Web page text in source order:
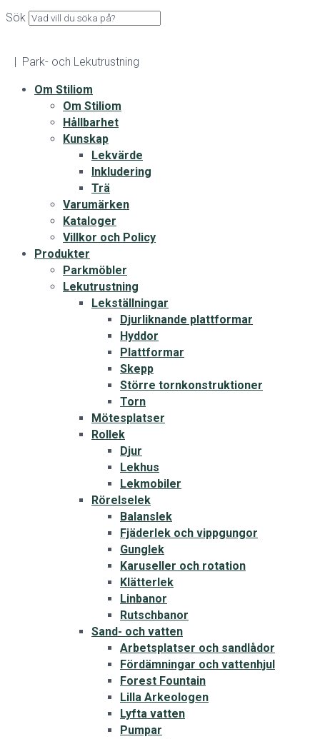
Sök
| Park- och Lekutrustning
Om Stiliom
Om Stiliom
Hållbarhet
Kunskap
Lekvärde
Inkludering
Trä
Varumärken
Kataloger
Villkor och Policy
Produkter
Parkmöbler
Lekutrustning
Lekställningar
Djurliknande plattformar
Hyddor
Plattformar
Skepp
Större tornkonstruktioner
Torn
Mötesplatser
Rollek
Djur
Lekhus
Lekmobiler
Rörelselek
Balanslek
Fjäderlek och vippgungor
Gunglek
Karuseller och rotation
Klätterlek
Linbanor
Rutschbanor
Sand- och vatten
Arbetsplatser och sandlådor
Fördämningar och vattenhjul
Forest Fountain
Lilla Arkeologen
Lyfta vatten
Pumpar